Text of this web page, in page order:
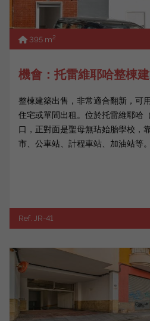
395 m2
機會：托雷維耶哈整棟
整棟建築出售，非常適合翻新，可
住宅或單間出租。位於托雷維耶哈
口，正對面是聖母無玷始胎學校，
市、公車站、計程車站、加油站等
Ref. JR-41